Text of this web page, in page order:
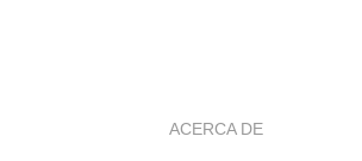
ACERCA DE